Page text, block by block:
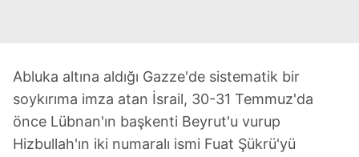
Abluka altına aldığı Gazze'de sistematik bir
soykırıma imza atan İsrail, 30-31 Temmuz'da
önce Lübnan'ın başkenti Beyrut'u vurup
Hizbullah'ın iki numaralı ismi Fuat Şükrü'yü